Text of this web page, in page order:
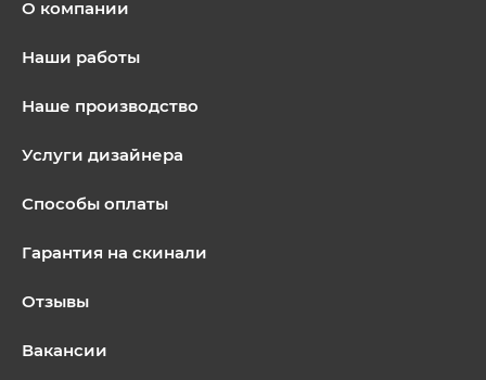
О компании
Наши работы
Наше производство
Услуги дизайнера
Способы оплаты
Гарантия на скинали
Отзывы
Вакансии